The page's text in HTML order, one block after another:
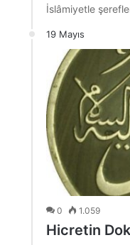
İslâmiyetle
19 Mayıs
0 1.059
Hicretin